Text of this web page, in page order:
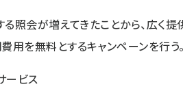
照会が増えてきたことから、広く提
を無料とするキャンペーンを行う。
ービス